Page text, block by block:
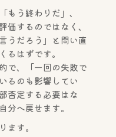
もう終わりだ」、
価するのではなく、
うだろう」と問い直
るはずです。
で、「一回の失敗で
るのも影響してい
否定する必要はな
分へ戻せます。
ます。